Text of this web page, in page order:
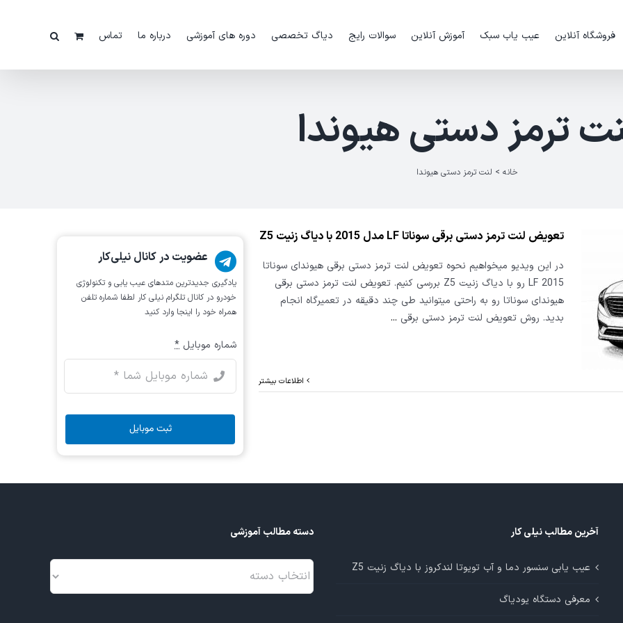
فروشگاه آنلاین عیب یاب سبک آموزش آنلاین سوالات رایج دیاگ تخصصی دوره های آموزشی درباره ما تماس
ترمز دستی هیوندا
خانه > لنت ترمز دستی هیوندا
تعویض لنت ترمز دستی برقی سوناتا LF مدل 2015 با دیاگ زنیت Z5
در این ویدیو میخواهیم نحوه تعویض لنت ترمز دستی برقی هیوندای سوناتا
LF 2015 رو با دیاگ زنیت Z5 بررسی کنیم. تعویض لنت ترمز دستی برقی
هیوندای سوناتا رو به راحتی میتوانید طی چند دقیقه در تعمیرگاه انجام
بدید. روش تعویض لنت ترمز دستی برقی ...
اطلاعات بیشتر
عضویت در کانال نیلی‌کار
یادگیری جدیدترین متد‌های عیب یابی‌ و تکنولوژی
خودرو در کانال تلگرام نیلی کار لطفا شماره تلفن
همراه خود را اینجا وارد کنید
شماره موبایل *
ثبت موبایل
آخرین مطالب نیلی کار
عیب یابی سنسور دما و آب تویوتا لندکروز با دیاگ زنیت Z5
معرفی دستگاه یودیاگ
دسته مطالب آموزشی
دسته